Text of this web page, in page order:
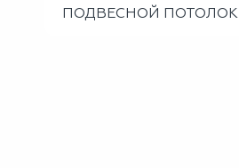
ПОДВЕСНОЙ ПОТОЛОК